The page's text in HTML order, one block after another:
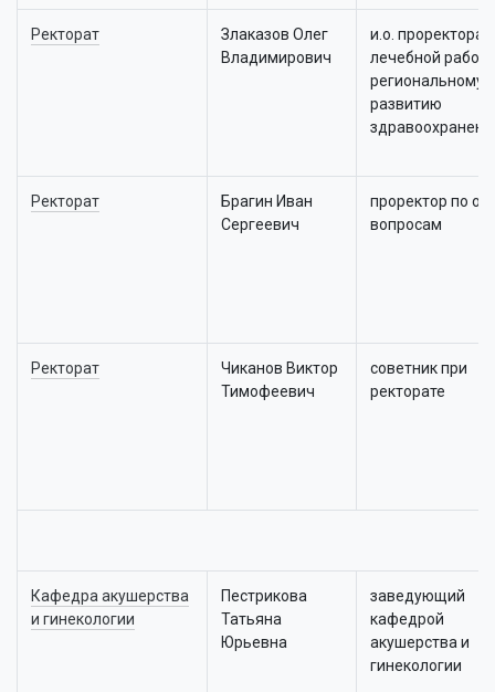
Ректорат
Злаказов Олег
Владимирович
и.о. проректора
лечебной
региональному
развитию
Ректорат
Брагин Иван
Сергеевич
проректор по
вопросам
Ректорат
Чиканов Виктор
Тимофеевич
советник при
ректорате
Кафедра акушерства
и гинекологии
Пестрикова
Татьяна
Юрьевна
заведующий
кафедрой
акушерства и
гинекологии